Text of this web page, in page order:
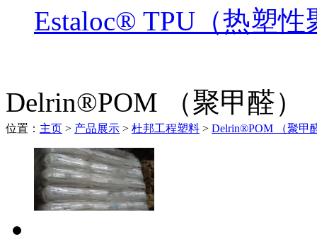
Estaloc® TPU（热塑
Delrin®POM （聚甲醛）
位置： 主页 > 产品展示 > 杜邦工程塑料 > Delrin®POM （聚甲